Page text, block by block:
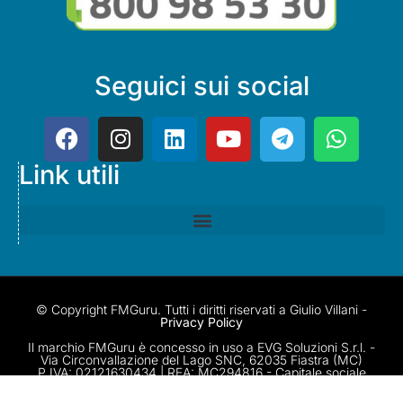
Seguici sui social
Link utili
© Copyright FMGuru. Tutti i diritti riservati a Giulio Villani -
Privacy Policy
Il marchio FMGuru è concesso in uso a EVG Soluzioni S.r.l. -
Via Circonvallazione del Lago SNC, 62035 Fiastra (MC)
P.IVA: 02121630434 | REA: MC294816 - Capitale sociale